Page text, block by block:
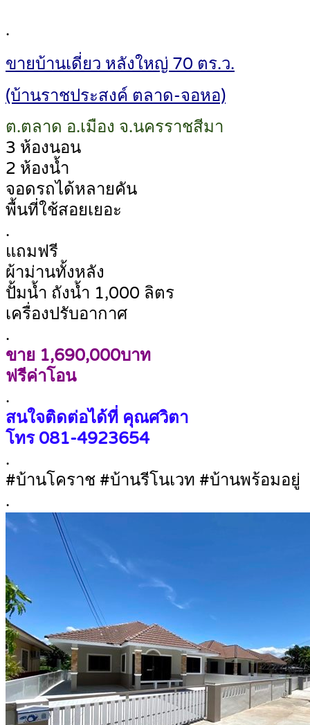
.
ขายบ้านเดี่ยว หลังใหญ่ 70 ตร.ว.
(บ้านราชประสงค์ ตลาด-จอหอ)
ต.ตลาด อ.เมือง จ.นครราชสีมา
3 ห้องนอน
2 ห้องน้ำ
จอดรถได้หลายคัน
พื้นที่ใช้สอยเยอะ
.
แถมฟรี
ผ้าม่านทั้งหลัง
ปั้มน้ำ ถังน้ำ 1,000 ลิตร
เครื่องปรับอากาศ
.
ขาย 1,690,000บาท
ฟรีค่าโอน
.
สนใจติดต่อได้ที่ คุณศวิตา
โทร 081-4923654
.
#บ้านโคราช #บ้านรีโนเวท #บ้านพร้อมอยู่
.